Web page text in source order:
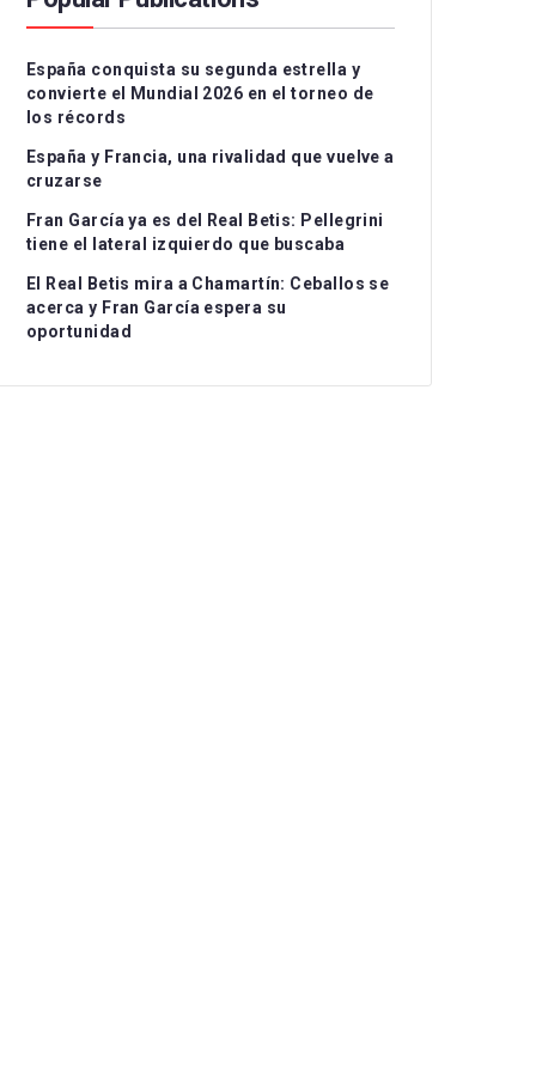
CD Teruel
CE Sabadell
CA Osasuna B
FC Barcelona Atlètic
CD Alcoyano
CD Atlético Baleares
Atlético de Madrid B
Recreativo Granada
Ligue 1
España conquista su segunda estrella y
convierte el Mundial 2026 en el torneo de
los récords
España y Francia, una rivalidad que vuelve a
cruzarse
Fran García ya es del Real Betis: Pellegrini
tiene el lateral izquierdo que buscaba
El Real Betis mira a Chamartín: Ceballos se
acerca y Fran García espera su
oportunidad